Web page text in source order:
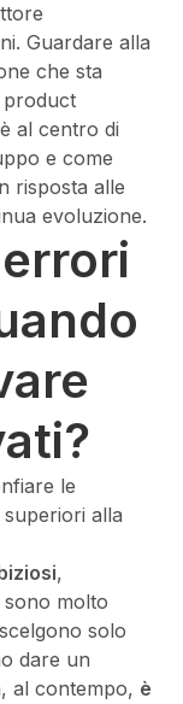
Guardare alla
che sta
product
al centro di
e come
risposta alle
evoluzione.
le
alla
,
sono molto
solo
dare un
al contempo, è